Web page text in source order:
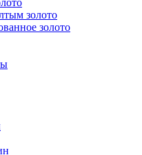
золото
золото